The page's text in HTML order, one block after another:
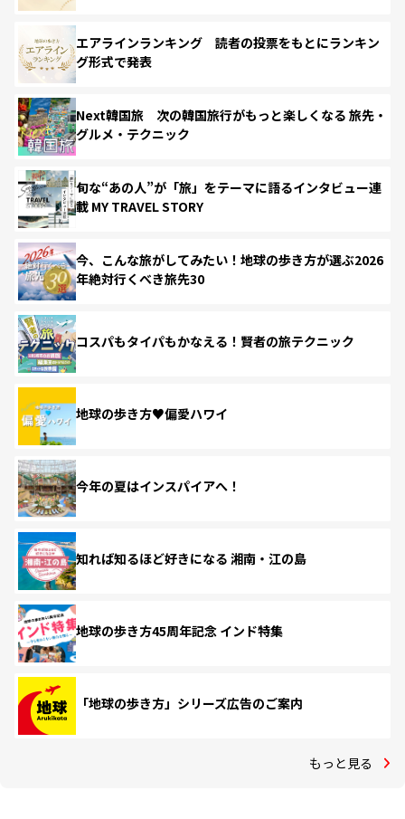
エアラインランキング 読者の投票をもとにランキン
グ形式で発表
Next韓国旅 次の韓国旅行がもっと楽しくなる 旅先・
グルメ・テクニック
旬な“あの人”が「旅」をテーマに語るインタビュー連
載 MY TRAVEL STORY
今、こんな旅がしてみたい！地球の歩き方が選ぶ2026
年絶対行くべき旅先30
コスパもタイパもかなえる！賢者の旅テクニック
地球の歩き方♥偏愛ハワイ
今年の夏はインスパイアへ！
知れば知るほど好きになる 湘南・江の島
地球の歩き方45周年記念 インド特集
「地球の歩き方」シリーズ広告のご案内
もっと見る